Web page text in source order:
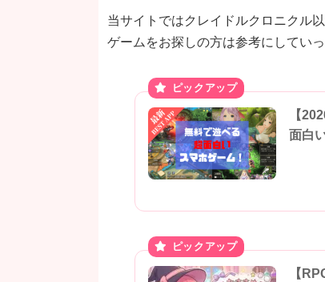
当サイトではクレイドルクロニクル
ゲームをお探しの方は参考にしていっ
【
面白
【